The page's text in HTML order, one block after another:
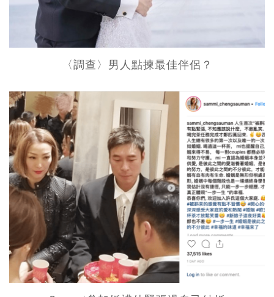
〈調查〉男人點揀最佳伴侶？